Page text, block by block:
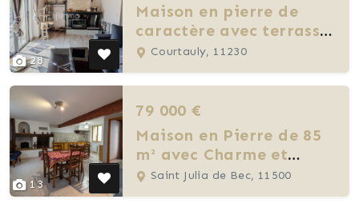
28
Maison en pierre de
caractère avec terrasse,
studio et grand garage
Courtauly, 11230
13
79 000 €
Maison en Pierre de 85
m² avec Charme et
Potentiel
Saint Julia de Bec, 11500